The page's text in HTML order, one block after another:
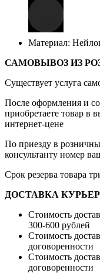
Материал:
САМОВЫВОЗ ИЗ
Существует услуга
После оформления и
приобретаете товар в
интернет-цене
По приезду в
консультанту номер
Срок резерва товара
ДОСТАВКА
Стоимость
300-600 рублей
Стоимость
договоренности
Стоимость
договоренности